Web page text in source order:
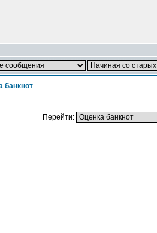
банкнот
Перейти: